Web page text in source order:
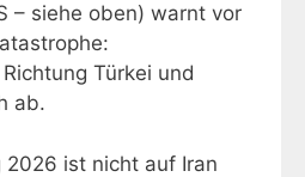
– siehe oben) warnt vor
Türkei und
ab.
2026 ist nicht auf Iran